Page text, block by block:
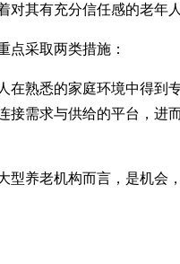
其有充分信任感的老年
点采取两类措施：
熟悉的家庭环境中得
需求与供给的平台，
养老机构而言，是机会